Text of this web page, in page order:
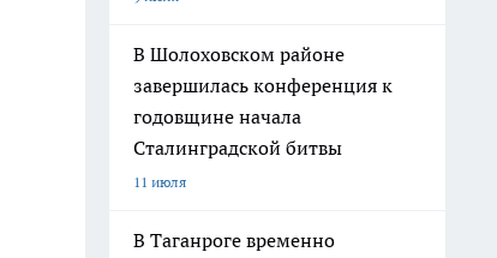
В Шолоховском районе
завершилась конференция к
годовщине начала
Сталинградской битвы
11 июля
В Таганроге временно